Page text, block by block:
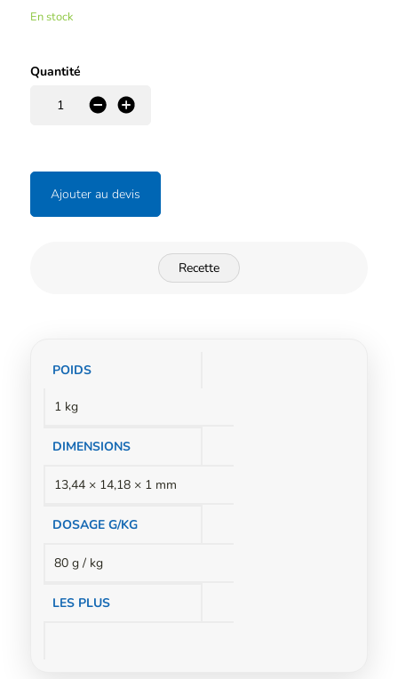
En stock
Quantité
+
-
Ajouter au devis
Recette
Informations
POIDS
1 kg
DIMENSIONS
13,44 × 14,18 × 1 mm
DOSAGE G/KG
80 g / kg
LES PLUS